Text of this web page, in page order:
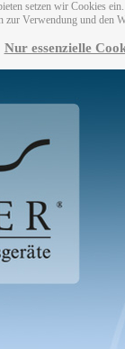
setzen wir Cookies
zur Verwendung und den
Nur essenzielle